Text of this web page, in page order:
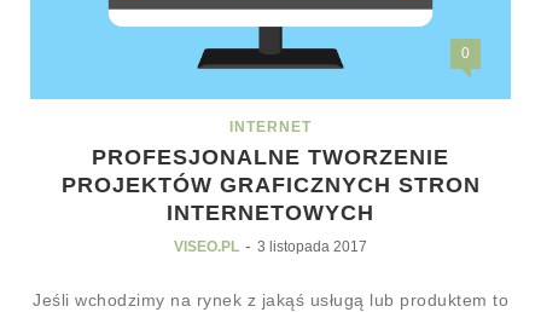
0
INTERNET
PROFESJONALNE TWORZENIE
PROJEKTÓW GRAFICZNYCH STRON
INTERNETOWYCH
VISEO.PL - 3 listopada 2017
Jeśli wchodzimy na rynek z jakąś usługą lub produktem to